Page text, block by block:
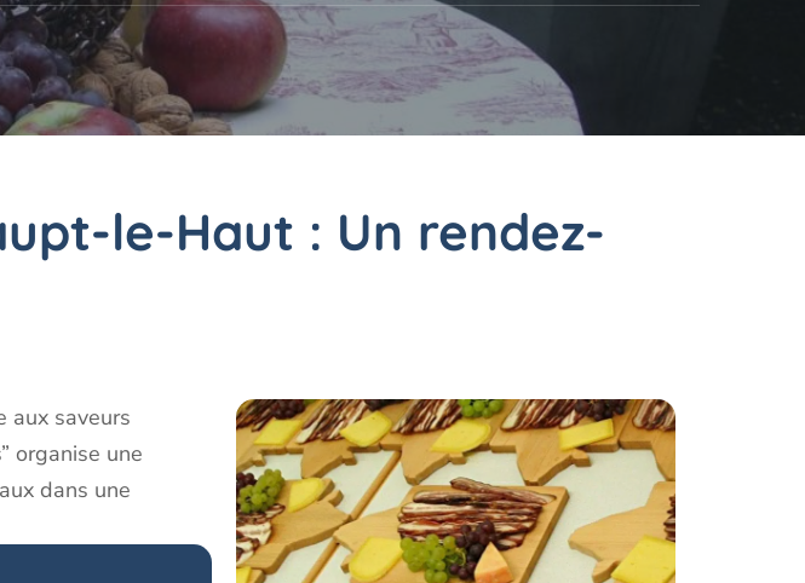
le-Haut : Un rendez-
aux saveurs
organise une
dans une